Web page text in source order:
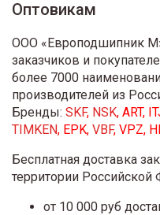
Оптовикам
ООО «Европодшипник
заказчиков и
более 7000
производителей из
Бренды: SKF, NSK, ART,
TIMKEN, EPK, VBF, VPZ,
Бесплатная доставка
территории Российской
от 10 000 руб